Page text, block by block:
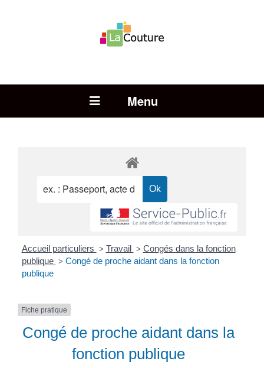
Open Menu
Accueil particuliers > Travail > Congés dans la fonction
publique > Congé de proche aidant dans la fonction
publique
Fiche pratique
Congé de proche aidant dans la
fonction publique